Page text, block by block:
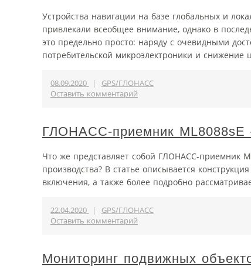
Устройства навигации на базе глобальных и
привлекали всеобщее внимание, однако в
это предельно просто: наряду с очевидными
потребительской микроэлектроники и снижение
08.09.2020
GPS/ГЛОНАСС
Оставить комментарий
ГЛОНАСС-приемник
Что же представляет собой ГЛОНАСС-приемник
производства? В статье описывается
включения, а также более подробно
22.04.2020 |
GPS/ГЛОНАСС
Оставить комментарий
Мониторинг подвижных